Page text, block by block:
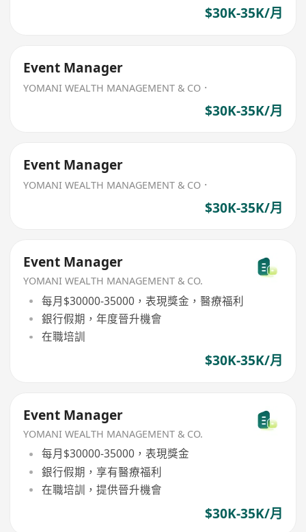
$30K-35K/月
Event Manager
YOMANI WEALTH MANAGEMENT & CO．
$30K-35K/月
Event Manager
YOMANI WEALTH MANAGEMENT & CO．
$30K-35K/月
Event Manager
YOMANI WEALTH MANAGEMENT & CO.
每月$30000-35000，表現獎金，醫療福利
銀行假期，年度晉升機會
在職培訓
$30K-35K/月
Event Manager
YOMANI WEALTH MANAGEMENT & CO.
每月$30000-35000，表現獎金
銀行假期，享有醫療福利
在職培訓，提供晉升機會
$30K-35K/月